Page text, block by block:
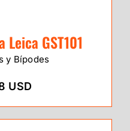
GST101
y Bípodes
USD